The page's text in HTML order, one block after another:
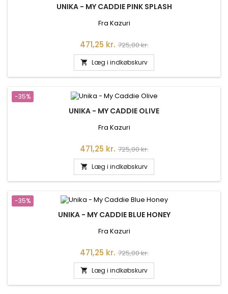
UNIKA - MY CADDIE PINK SPLASH
Fra Kazuri
Pris
471,25 kr. Normalpris
725,00 kr.
 Læg i indkøbskurv
-35%
UNIKA - MY CADDIE OLIVE
Fra Kazuri
Pris
471,25 kr. Normalpris
725,00 kr.
 Læg i indkøbskurv
-35%
UNIKA - MY CADDIE BLUE HONEY
Fra Kazuri
Pris
471,25 kr. Normalpris
725,00 kr.
 Læg i indkøbskurv